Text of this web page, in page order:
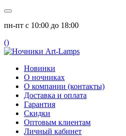
пн-пт с 10:00 до 18:00
()
Новинки
О ночниках
О компании (контакты)
Доставка и оплата
Гарантия
Скидки
Оптовым клиентам
Личный кабинет